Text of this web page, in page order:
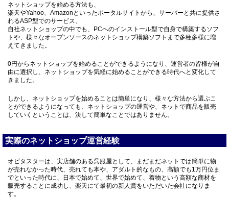
ネットショップを始める方法も、
楽天やYahoo、Amazonといったポータルサイトから、サーバーと共に提供さ
れるASP型でのサービス、
自社ネットショップの中でも、PCへのインストール型で自身で構築するソフ
トや、様々なオープンソースのネットショップ構築ソフトまで多種多様に増
えてきました。
0円からネットショップを始めることができるようになり、運営者の皆様が自
由に選択し、ネットショップを気軽に始めることができる時代へと変化して
きました。
しかし、ネットショップを始めることは簡単になり、様々な方法から選ぶこ
とができるようになっても、ネットショップの運営や、ネットで商品を販売
していくということは、決して簡単なことではありません。
実際のネットショップ運営経験
オビタスターは、実店舗のある呉服屋として、まだまだネットでは簡単に物
が売れなかった時代、売れても本や、アダルト的なもの、高額でも1万円位ま
でといった時代に、日本で始めて、世界で始めて、着物という高額な商材を
販売することに成功し、楽天にて最初の新人賞をいただいた会社になりま
す。